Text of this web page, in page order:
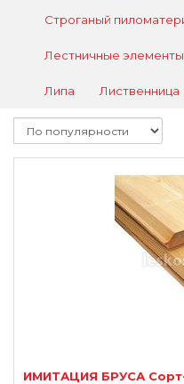
Строганый
Лестничные
Липа Лиственница
ИМИТАЦИЯ БРУСА